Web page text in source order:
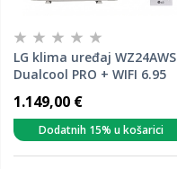
LG klima uređaj WZ24AWS
Dualcool PRO + WIFI 6.95
1.149,00 €
Dodatnih 15% u košarici